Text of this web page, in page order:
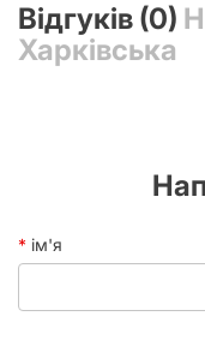
У коробці 16
Час партії 15 - 30
Відгуків (0)
Харківська
ім'я